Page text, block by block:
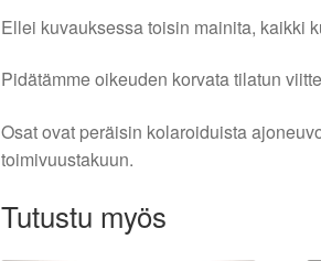
Ellei kuvauksessa toisin mainita, kaikki
Pidätämme oikeuden korvata tilatun
Osat ovat peräisin kolaroiduista
toimivuustakuun.
Tutustu myös